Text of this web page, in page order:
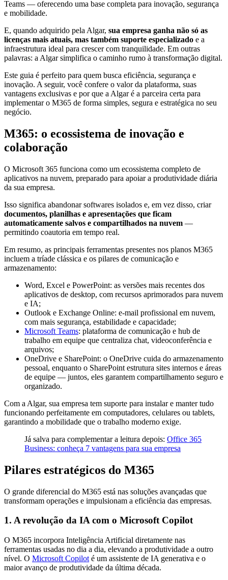
Teams — oferecendo uma base completa para inovação, segurança
e mobilidade.
E, quando adquirido pela Algar, sua empresa ganha não só as
licenças mais atuais, mas também suporte especializado e a
infraestrutura ideal para crescer com tranquilidade. Em outras
palavras: a Algar simplifica o caminho rumo à transformação digital.
Este guia é perfeito para quem busca eficiência, segurança e
inovação. A seguir, você confere o valor da plataforma, suas
vantagens exclusivas e por que a Algar é a parceira certa para
implementar o M365 de forma simples, segura e estratégica no seu
negócio.
M365: o ecossistema de inovação e
colaboração
O Microsoft 365 funciona como um ecossistema completo de
aplicativos na nuvem, preparado para apoiar a produtividade diária
da sua empresa.
Isso significa abandonar softwares isolados e, em vez disso, criar
documentos, planilhas e apresentações que ficam
automaticamente salvos e compartilhados na nuvem —
permitindo coautoria em tempo real.
Em resumo, as principais ferramentas presentes nos planos M365
incluem a tríade clássica e os pilares de comunicação e
armazenamento:
Word, Excel e PowerPoint: as versões mais recentes dos
aplicativos de desktop, com recursos aprimorados para nuvem
e IA;
Outlook e Exchange Online: e-mail profissional em nuvem,
com mais segurança, estabilidade e capacidade;
Microsoft Teams: plataforma de comunicação e hub de
trabalho em equipe que centraliza chat, videoconferência e
arquivos;
OneDrive e SharePoint: o OneDrive cuida do armazenamento
pessoal, enquanto o SharePoint estrutura sites internos e áreas
de equipe — juntos, eles garantem compartilhamento seguro e
organizado.
Com a Algar, sua empresa tem suporte para instalar e manter tudo
funcionando perfeitamente em computadores, celulares ou tablets,
garantindo a mobilidade que o trabalho moderno exige.
Já salva para complementar a leitura depois: Office 365
Business: conheça 7 vantagens para sua empresa
Pilares estratégicos do M365
O grande diferencial do M365 está nas soluções avançadas que
transformam operações e impulsionam a eficiência das empresas.
1. A revolução da IA com o Microsoft Copilot
O M365 incorpora Inteligência Artificial diretamente nas
ferramentas usadas no dia a dia, elevando a produtividade a outro
nível. O Microsoft Copilot é um assistente de IA generativa e o
maior avanço de produtividade da última década.